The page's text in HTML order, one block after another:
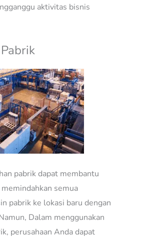
aktivitas bisnis
pabrik dapat membantu
semua
pabrik ke lokasi baru dengan
Dalam menggunakan
perusahaan Anda dapat